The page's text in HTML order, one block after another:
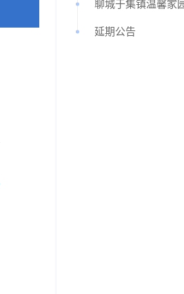
聊城于集镇温馨家
延期公告